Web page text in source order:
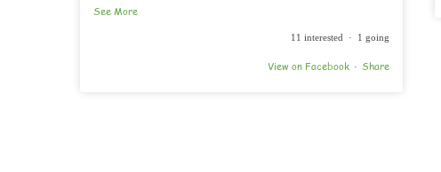
See More
11 interested · 1 going
View on Facebook · Share